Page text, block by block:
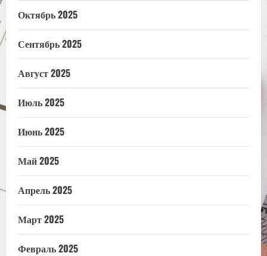
Октябрь 2025
Сентябрь 2025
Август 2025
Июль 2025
Июнь 2025
Май 2025
Апрель 2025
Март 2025
Февраль 2025